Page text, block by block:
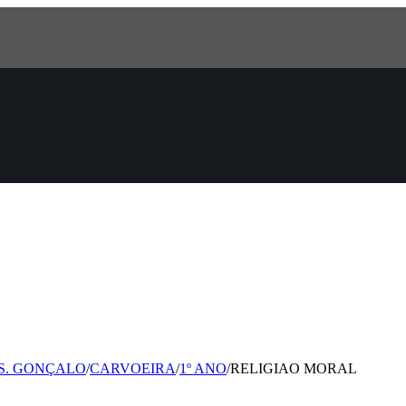
GONÇALO/CARVOEIRA/1º ANO/RELIGIAO MORAL